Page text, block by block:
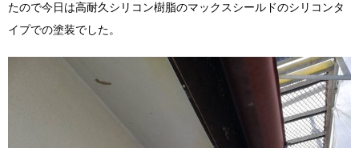
たので今日は高耐久シリコン樹脂のマックスシールドのシリコンタ
イプでの塗装でした。